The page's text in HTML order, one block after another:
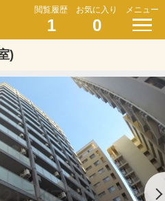
閲覧履歴
1
お気に入り
0
メニュー
)